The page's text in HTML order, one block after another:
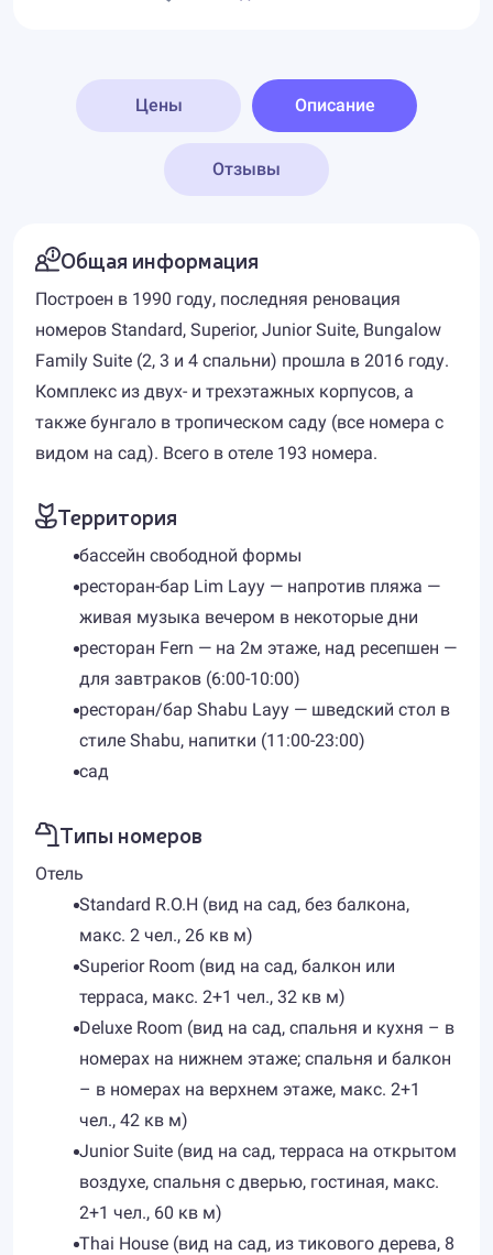
Цены Описание
Отзывы
Общая информация
Построен в 1990 году, последняя реновация
номеров Standard, Superior, Junior Suite, Bungalow
Family Suite (2, 3 и 4 спальни) прошла в 2016 году.
Комплекс из двух- и трехэтажных корпусов, а
также бунгало в тропическом саду (все номера с
видом на сад). Всего в отеле 193 номера.
Территория
бассейн свободной формы
ресторан-бар Lim Layy — напротив пляжа —
живая музыка вечером в некоторые дни
ресторан Fern — на 2м этаже, над ресепшен —
для завтраков (6:00-10:00)
ресторан/бар Shabu Layy — шведский стол в
стиле Shabu, напитки (11:00-23:00)
сад
Типы номеров
Отель
Standard R.O.H (вид на сад, без балкона,
макс. 2 чел., 26 кв м)
Superior Room (вид на сад, балкон или
терраса, макс. 2+1 чел., 32 кв м)
Deluxe Room (вид на сад, спальня и кухня – в
номерах на нижнем этаже; спальня и балкон
– в номерах на верхнем этаже, макс. 2+1
чел., 42 кв м)
Junior Suite (вид на сад, терраса на открытом
воздухе, спальня с дверью, гостиная, макс.
2+1 чел., 60 кв м)
Thai House (вид на сад, из тикового дерева, 8